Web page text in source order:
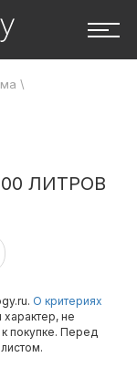
\
ЛИТРОВ
О критериях
не
покупке. Перед